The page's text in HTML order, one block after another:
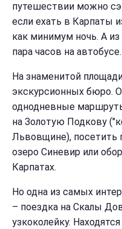
путешествии можно
если ехать в Карпаты
как минимум ночь. А
пара часов на автобусе.
На знаменитой
экскурсионных бюро.
однодневные
на Золотую Подкову
Львовщине), посетить
озеро Синевир или
Карпатах.
Но одна из самых
– поездка на Скалы
узкоколейку.